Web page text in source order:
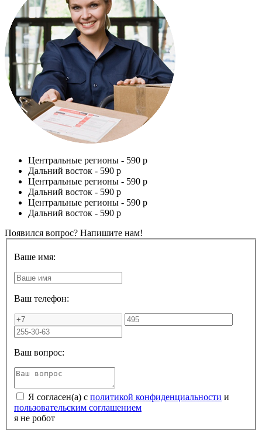
Центральные регионы - 590 р
Дальний восток - 590 р
Центральные регионы - 590 р
Дальний восток - 590 р
Центральные регионы - 590 р
Дальний восток - 590 р
Появился вопрос? Напишите нам!
Ваше имя:
Ваш телефон:
Ваш вопрос:
Я согласен(а) с политикой конфиденциальности и
пользовательским соглашением
я не робот